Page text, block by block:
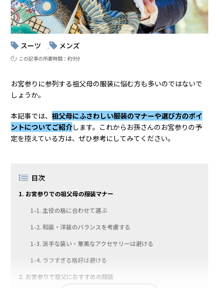
スーツ , メンズ
この記事の所要時間：約9分
お宮参りに参列する祖父母の服装に悩む方も多いのではないで
しょうか。
本記事では、祖父母にふさわしい服装のマナーや選び方のポイ
ントについてご紹介します。これからお孫さんのお宮参りの予
定を控えている方は、ぜひ参考にしてみてください。
目次
1. お宮参りでの祖父母の服装マナー
1-1. 主役の格に合わせて選ぶ
1-2. 和装・洋装のバランスを考慮する
1-3. 派手な装い・華美なアクセサリーは避ける
1-4. ラフすぎる格好は避ける
2. お宮参りで祖父におすすめの服装